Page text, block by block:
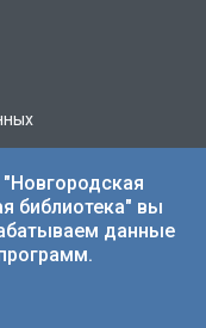
библиотека" вы
данные